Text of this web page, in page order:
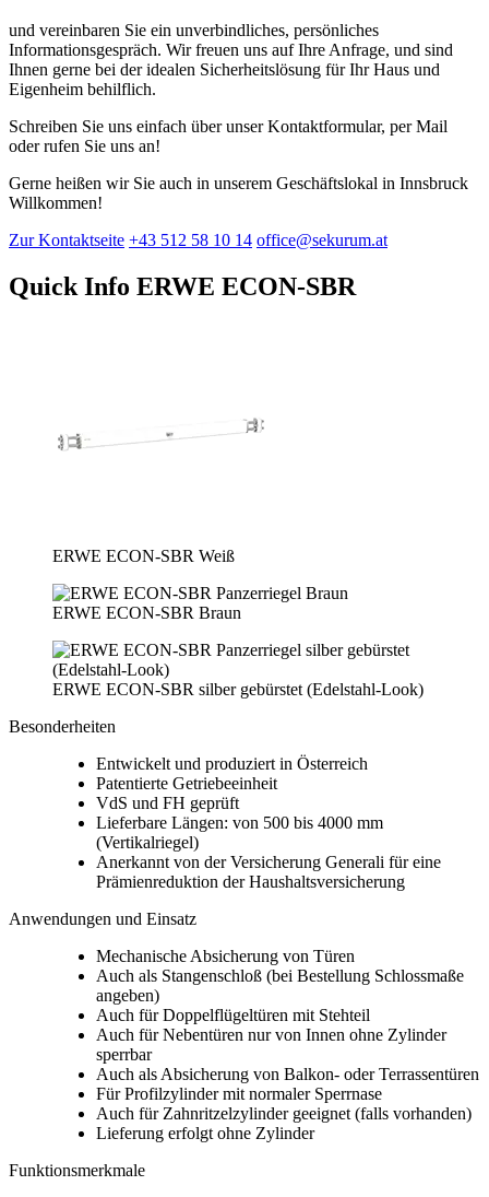
und vereinbaren Sie ein unverbindliches, persönliches
Informationsgespräch. Wir freuen uns auf Ihre Anfrage, und sind
Ihnen gerne bei der idealen Sicherheitslösung für Ihr Haus und
Eigenheim behilflich.
Schreiben Sie uns einfach über unser Kontaktformular, per Mail
oder rufen Sie uns an!
Gerne heißen wir Sie auch in unserem Geschäftslokal in Innsbruck
Willkommen!
Zur Kontaktseite +43 512 58 10 14 office@sekurum.at
Quick Info ERWE ECON-SBR
ERWE ECON-SBR Weiß
ERWE ECON-SBR Braun
ERWE ECON-SBR silber gebürstet (Edelstahl-Look)
Besonderheiten
Entwickelt und produziert in Österreich
Patentierte Getriebeeinheit
VdS und FH geprüft
Lieferbare Längen: von 500 bis 4000 mm
(Vertikalriegel)
Anerkannt von der Versicherung Generali für eine
Prämienreduktion der Haushaltsversicherung
Anwendungen und Einsatz
Mechanische Absicherung von Türen
Auch als Stangenschloß (bei Bestellung Schlossmaße
angeben)
Auch für Doppelflügeltüren mit Stehteil
Auch für Nebentüren nur von Innen ohne Zylinder
sperrbar
Auch als Absicherung von Balkon- oder Terrassentüren
Für Profilzylinder mit normaler Sperrnase
Auch für Zahnritzelzylinder geeignet (falls vorhanden)
Lieferung erfolgt ohne Zylinder
Funktionsmerkmale